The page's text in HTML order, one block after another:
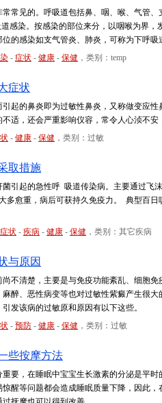
常见的。呼吸道包括鼻、咽、喉、气管
感染。按感染的部位来分，以咽喉为界
位的感染如支气管炎、肺炎，可称为下呼吸
- 症状 - 健康 - 保健 ，类别：temp
症状
引起的鼻炎即为过敏性鼻炎，又称做变应
适，还会严重影响仪容，常令人心浈不安
- 健康 - 保健 ，类别：过敏
取措施
菌引起的急性呼 吸道传染病。主要通过飞
多愈重，病后可获持久免疫力。 典型百
症状 - 疾病 - 健康 - 保健 ，类别：其它疾病
与原因
不清楚，主要是与免疫功能紊乱、细胞
醉、恶性病变等也对过敏性紫癜产生很
发该病的过敏原和原因有以下这些。
- 预防 - 健康 - 保健 ，类别：过敏
些按摩方法
要，在睡眠中宝宝生长激素的分泌是平
醒等问题都会造成睡眠质量下降，因此